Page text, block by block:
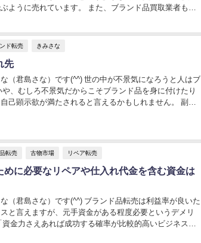
ように売れています。 また、ブランド品買取業者も、
取いたします」...
ド転売 きみさな
先
（君島さな）です(^^) 世の中が不景気になろうと人はブ
、むしろ不景気だからこそブランド品を身に付けたり
己顕示欲が満たされると言えるかもしれません。 副業
転売 古物市場 リペア転売
に必要なリペアや仕入れ代金を含む資金は
（君島さな）です(^^) ブランド品転売は利益率が良いた
と言えますが、元手資金がある程度必要というデメリ
金力さえあれば成功する確率が比較的高いビジネス」
処分方法の確...